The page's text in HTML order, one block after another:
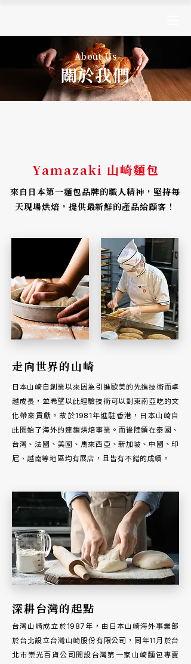
About Us
​關於我們
Yamazaki 山崎麵包
來自日本第一麵包品牌的職人精神，堅持每
天現場烘焙，提供最新鮮的產品給顧客！
走向世界的山崎
日本山崎自創業以來因為引進歐美的先進技術而卓
越成長，並希望以此經驗技術可以對東南亞吃的文
化帶來貢獻。故於1981年進駐香港，日本山崎自
此開始了海外的連鎖烘焙事業。而後陸續在泰國、
台灣、法國、美國、馬來西亞、新加坡、中國、印
尼、越南等地區均有展店，且皆有不錯的成績。
深耕台灣的起點
台灣山崎成立於1987年，由日本山崎海外事業部
於台北設立台灣山崎股份有限公司，同年11月於台
北市崇光百貨公司開設台灣第一家山崎麵包專賣